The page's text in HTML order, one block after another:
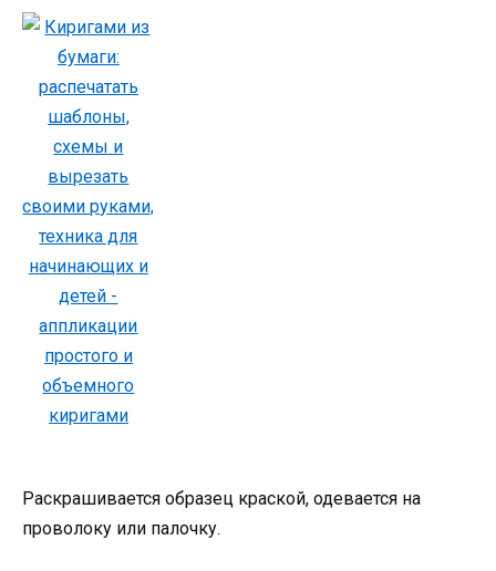
Раскрашивается образец краской, одевается на
проволоку или палочку.